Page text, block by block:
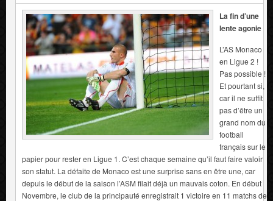
La fin d’une
lente agonie
L’AS Monaco
en Ligue 2 !
Pas possible !
Et pourtant si,
car il ne suffit
pas d’être un
grand nom du
football
français sur le
papier pour rester en Ligue 1. C’est chaque semaine qu’il faut faire valoir
son statut. La défaite de Monaco est une surprise sans en être une, car
depuis le début de la saison l’ASM filait déjà un mauvais coton. En début
Novembre, le club de la principauté enregistrait 1 victoire en 11 matchs de